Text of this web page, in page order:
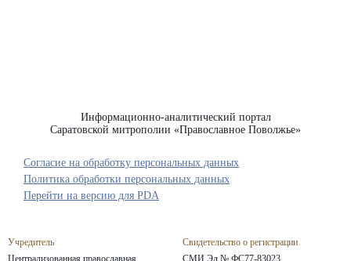
Информационно-аналитический портал
Саратовской митрополии «Православное Поволжье»
Учредитель
Централизованная православная
Свидетельство о регистрации
СМИ Эл № ФС77-83023
Согласие на обработку персональных данных
Политика обработки персональных данных
Перейти на версию для PDA